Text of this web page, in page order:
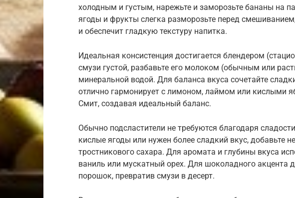
холодным и густым, нарежьте и заморозьте бананы на
ягоды и фрукты слегка разморозьте перед
и обеспечит гладкую текстуру напитка.
Идеальная консистенция достигается блендером
смузи густой, разбавьте его молоком (обычным или
минеральной водой. Для баланса вкуса сочетайте
отлично гармонирует с лимоном, лаймом или кислыми
Смит, создавая идеальный баланс.
Обычно подсластители не требуются благодаря
кислые ягоды или нужен более сладкий вкус, добавьте
тростникового сахара. Для аромата и глубины вкуса
ваниль или мускатный орех. Для шоколадного акцента
порошок, превратив смузи в десерт.